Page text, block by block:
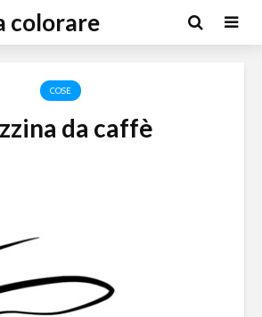
colorare
COSE
da caffè